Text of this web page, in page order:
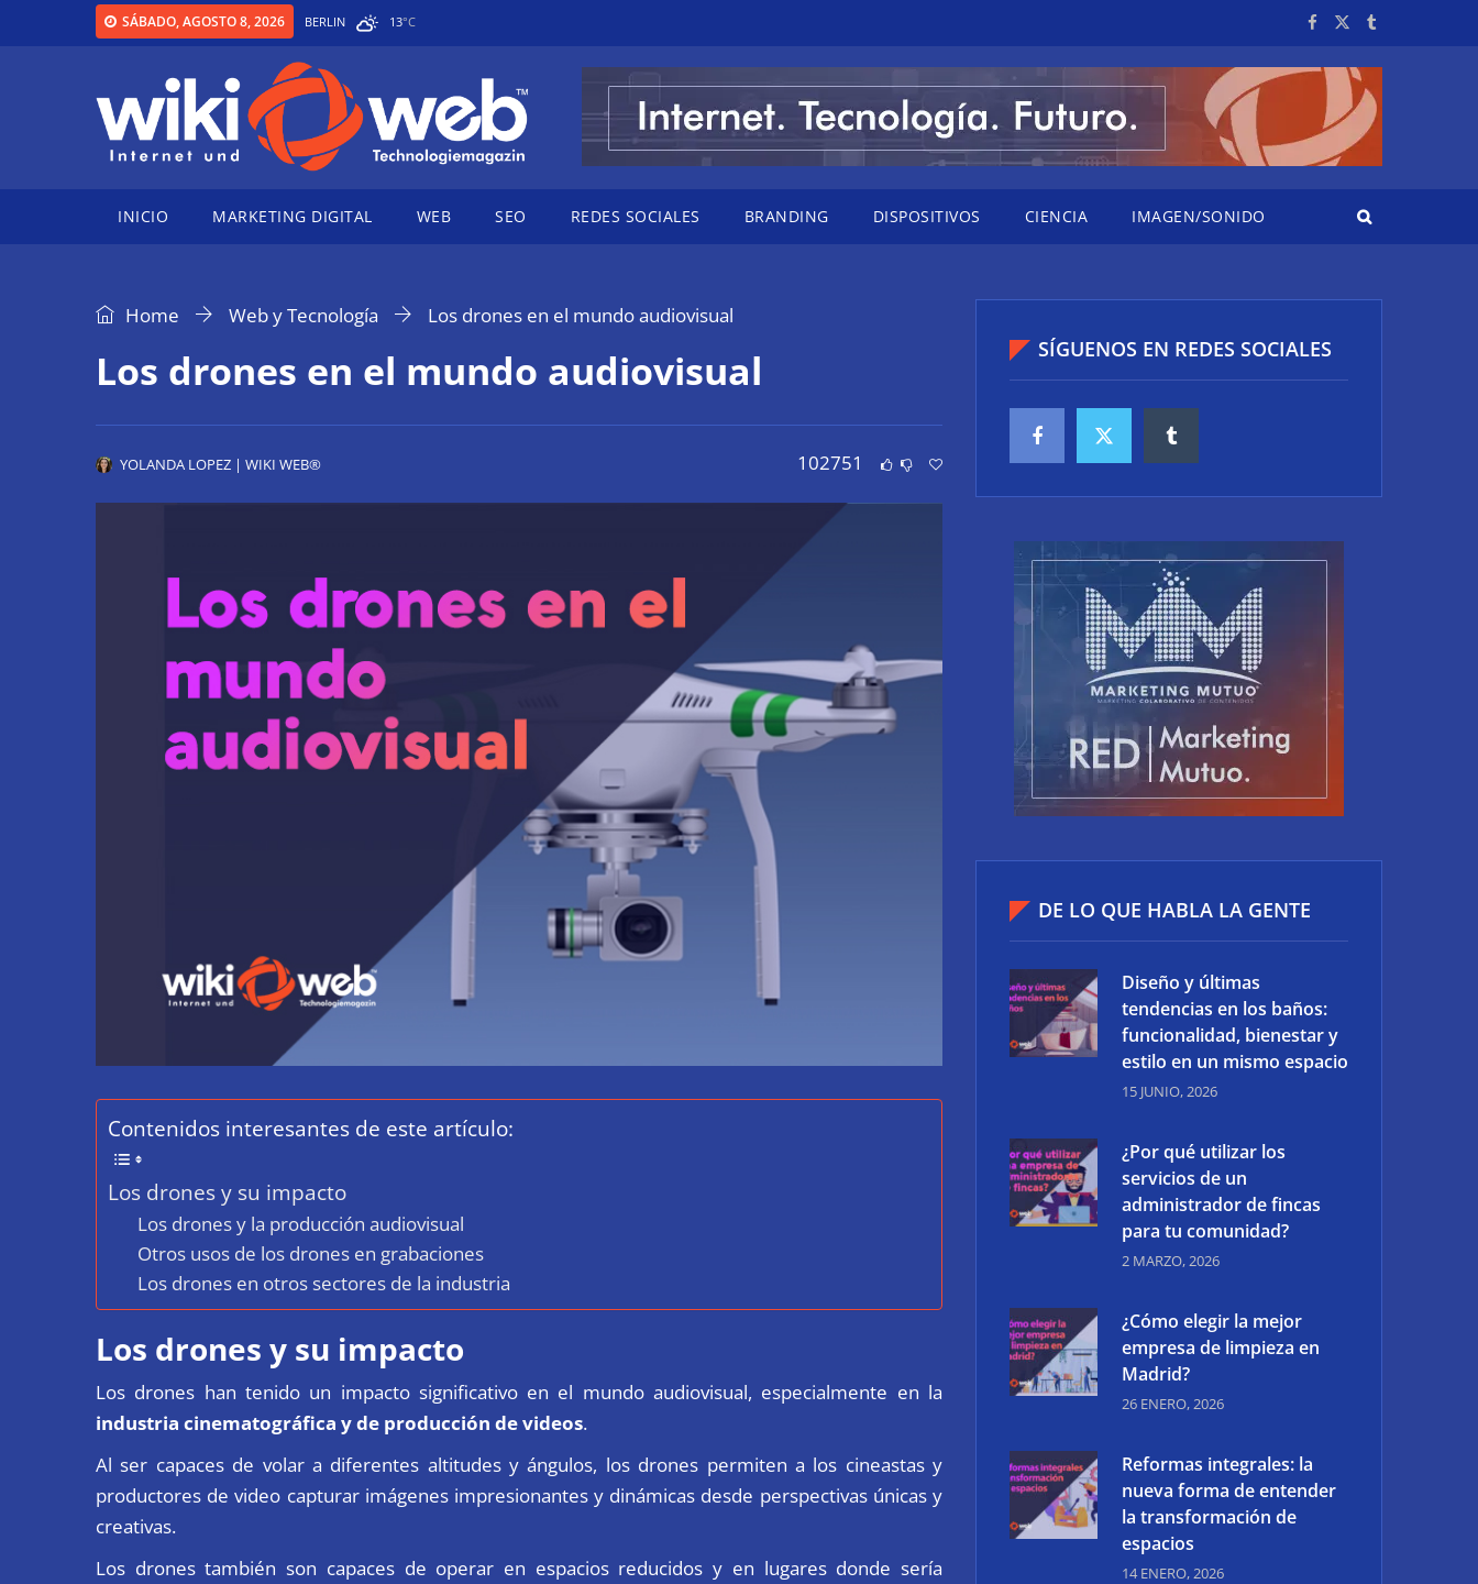
SÁBADO, AGOSTO 8, 2026 BERLIN 13°C
INICIO MARKETING DIGITAL WEB SEO REDES SOCIALES BRANDING DISPOSITIVOS CIENCIA IMAGEN/SONIDO
Home Web y Tecnología Los drones en el mundo audiovisual
Los drones en el mundo audiovisual
YOLANDA LOPEZ | WIKI WEB® 102751
Contenidos interesantes de este artículo:
Los drones y su impacto
Los drones y la producción audiovisual
Otros usos de los drones en grabaciones
Los drones en otros sectores de la industria
Los drones y su impacto
Los drones han tenido un impacto significativo en el mundo audiovisual, especialmente en la
industria cinematográfica y de producción de videos.
Al ser capaces de volar a diferentes altitudes y ángulos, los drones permiten a los cineastas y
productores de video capturar imágenes impresionantes y dinámicas desde perspectivas únicas y
creativas.
Los drones también son capaces de operar en espacios reducidos y en lugares donde sería
SÍGUENOS EN REDES SOCIALES
DE LO QUE HABLA LA GENTE
Diseño y últimas
tendencias en los baños:
funcionalidad, bienestar y
estilo en un mismo espacio
15 JUNIO, 2026
¿Por qué utilizar los
servicios de un
administrador de fincas
para tu comunidad?
2 MARZO, 2026
¿Cómo elegir la mejor
empresa de limpieza en
Madrid?
26 ENERO, 2026
Reformas integrales: la
nueva forma de entender
la transformación de
espacios
14 ENERO, 2026